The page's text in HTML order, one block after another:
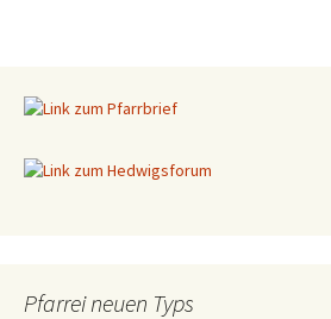
Pfarrei neuen Typs